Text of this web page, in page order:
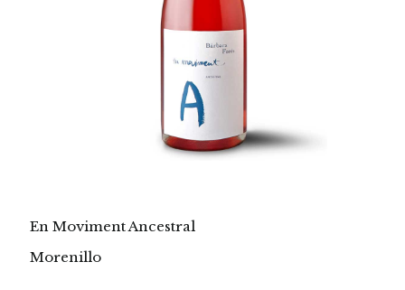
En Moviment Ancestral
Morenillo